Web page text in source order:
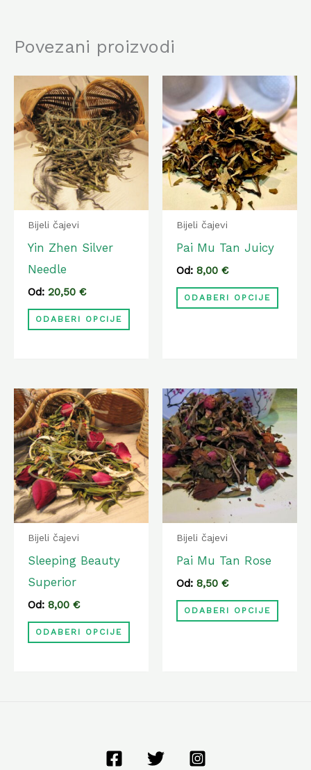
Povezani proizvodi
Bijeli čajevi
Yin Zhen Silver
Needle
Od: 20,50 €
ODABERI OPCIJE
Ovaj
proizvod
ima
više
varijanti.
se
Bijeli čajevi
Pai Mu Tan Juicy
Od: 8,00 €
ODABERI OPCIJE
Ovaj
ima
više
Opcije
se
Bijeli čajevi
Sleeping Beauty
Superior
Od: 8,00 €
ODABERI OPCIJE
Ovaj
proizvod
ima
više
varijanti.
Opcije
se
Bijeli čajevi
Pai Mu Tan Rose
Od: 8,50 €
ODABERI OPCIJE
Ovaj
ima
više
Opcije
se